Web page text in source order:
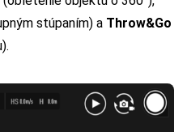
stúpaním) a Throw&Go